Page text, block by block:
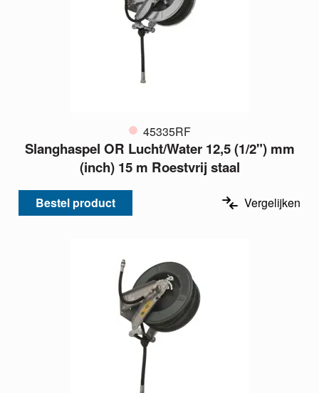
45335RF
Slanghaspel OR Lucht/Water 12,5 (1/2") mm
(inch) 15 m Roestvrij staal
Bestel product Vergelijken